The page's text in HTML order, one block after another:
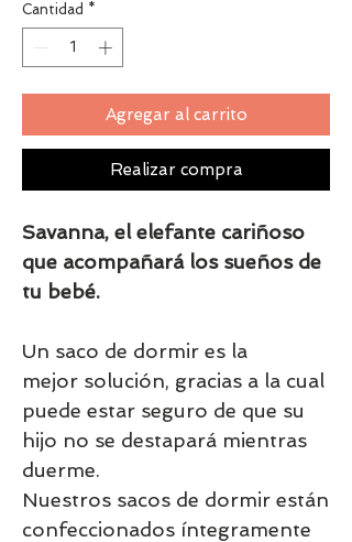
Cantidad *
Agregar al carrito
Realizar compra
Savanna, el elefante cariñoso
que acompañará los sueños de
tu bebé.
Un saco de dormir es la
mejor solución, gracias a la cual
puede estar seguro de que su
hijo no se destapará mientras
duerme.
Nuestros sacos de dormir están
confeccionados íntegramente